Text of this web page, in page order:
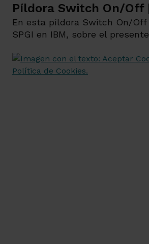
Píldora Switch On/Off
En esta píldora Switch On/
SPGI en IBM, sobre el presente